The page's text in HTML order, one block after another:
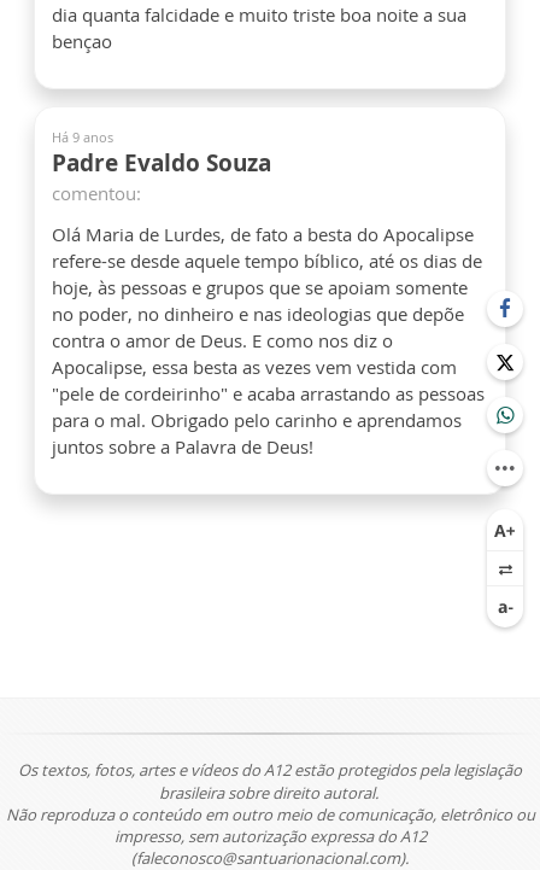
dia quanta falcidade e muito triste boa noite a sua
bençao
Há 9 anos
Padre Evaldo Souza
comentou:
Olá Maria de Lurdes, de fato a besta do Apocalipse
refere-se desde aquele tempo bíblico, até os dias de
hoje, às pessoas e grupos que se apoiam somente
no poder, no dinheiro e nas ideologias que depõe
contra o amor de Deus. E como nos diz o
Apocalipse, essa besta as vezes vem vestida com
"pele de cordeirinho" e acaba arrastando as pessoas
para o mal. Obrigado pelo carinho e aprendamos
juntos sobre a Palavra de Deus!
Os textos, fotos, artes e vídeos do A12 estão protegidos pela legislação
brasileira sobre direito autoral.
Não reproduza o conteúdo em outro meio de comunicação, eletrônico ou
impresso, sem autorização expressa do A12
(faleconosco@santuarionacional.com).